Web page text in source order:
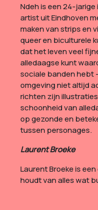
Ndeh is een 24-
artist uit Eindhoven
maken van strips en
queer en biculturele
dat het leven veel
alledaagse kunt
sociale banden hebt
omgeving niet altijd
richten zijn
schoonheid van
op gezonde en
tussen personages.
Laurent Broeke
Laurent Broeke is
houdt van alles wat